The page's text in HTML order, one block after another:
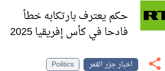
حكم يعترف بارتكابه خطأ
فادحا في كأس إفريقيا 2025
اخبار جزر القمر
Politics